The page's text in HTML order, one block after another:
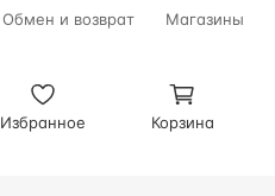
Обмен и возврат Магазины
Избранное Корзина